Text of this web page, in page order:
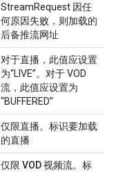
StreamRequest 因任
何原因失败，则加载的
后备推流网址
对于直播，此值应设置
为“LIVE”。对于 VOD
流，此值应设置为
“BUFFERED”
仅限直播。 标识要加载
的直播
仅限 VOD 视频流。 标